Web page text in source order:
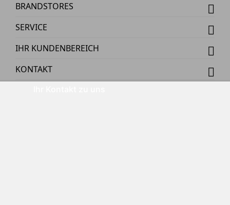
BRANDSTORES
SERVICE
IHR KUNDENBEREICH
KONTAKT